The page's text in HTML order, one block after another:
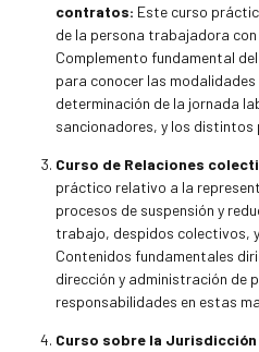
contratos: Este curso
de la persona trabajadora
Complemento fundamental
para conocer las
determinación de la jornada
sancionadores, y los
Curso de Relaciones
práctico relativo a la
procesos de suspensión y
trabajo, despidos colectivos,
Contenidos fundamentales
dirección y administración de
responsabilidades en estas
Curso sobre la